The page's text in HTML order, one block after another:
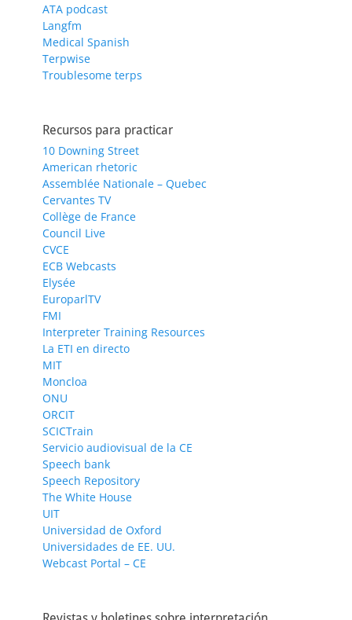
ATA podcast
Langfm
Medical Spanish
Terpwise
Troublesome terps
Recursos para practicar
10 Downing Street
American rhetoric
Assemblée Nationale – Quebec
Cervantes TV
Collège de France
Council Live
CVCE
ECB Webcasts
Elysée
EuroparlTV
FMI
Interpreter Training Resources
La ETI en directo
MIT
Moncloa
ONU
ORCIT
SCICTrain
Servicio audiovisual de la CE
Speech bank
Speech Repository
The White House
UIT
Universidad de Oxford
Universidades de EE. UU.
Webcast Portal – CE